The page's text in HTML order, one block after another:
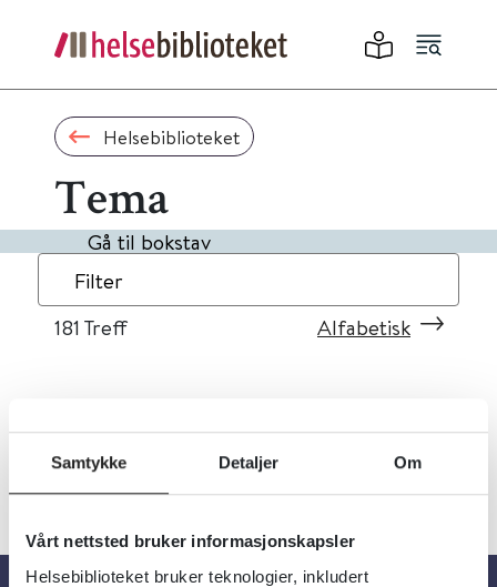
Samtykke Detaljer Om
Vårt nettsted bruker informasjonskapsler
Helsebiblioteket bruker teknologier, inkludert
Helsebiblioteket
Tema
Gå til bokstav
Filter
181 Treff Alfabetisk
« 1 16 17 »